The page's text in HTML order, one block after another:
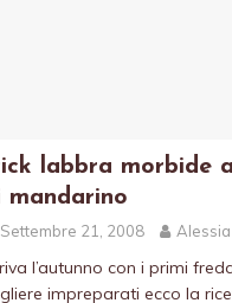
labbra morbide
mandarino
Settembre 21, 2008
l’autunno con i primi
impreparati ecco la